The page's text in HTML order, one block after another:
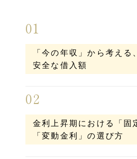
01
「今の年収」から考える
安全な借入額
02
金利上昇期における
「固
「変動金利」の選び方